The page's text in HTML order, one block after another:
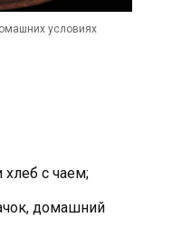
условиях
с чаем;
домашний